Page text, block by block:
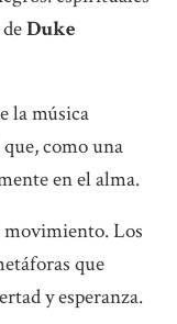
deDuke
la música
como una
en el alma.
movimiento. Los
que
y esperanza.